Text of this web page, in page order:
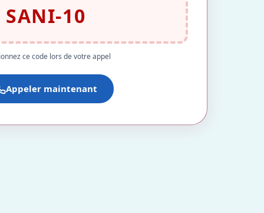
SANI-10
ce code lors de votre appel
Appeler maintenant